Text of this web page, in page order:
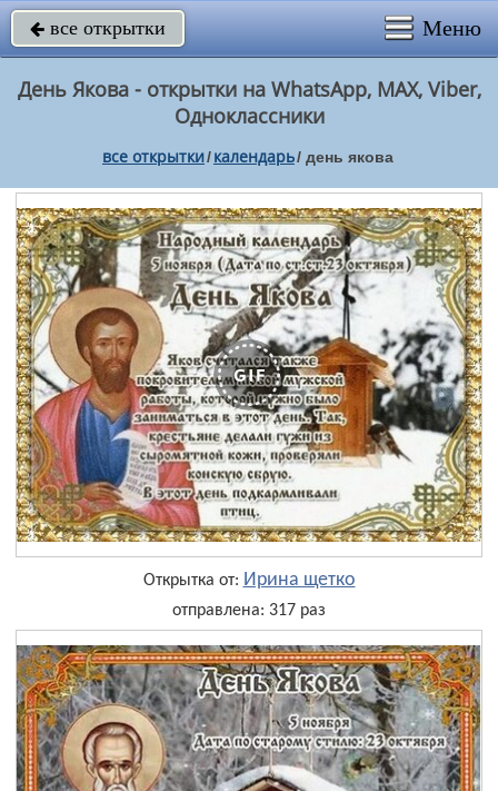
 все открытки Меню
День Якова - открытки на WhatsApp, MAX, Viber,
Одноклассники
все открытки/календарь/ день якова
Открытка от: Ирина щетко
отправлена: 317 раз